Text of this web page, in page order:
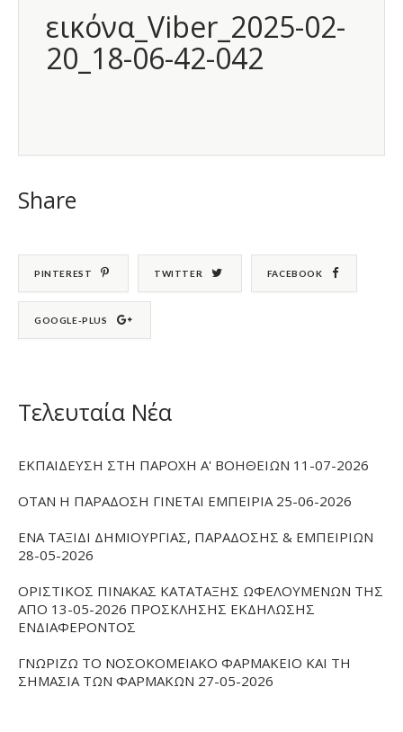
εικόνα_Viber_2025-02-
20_18-06-42-042
Share
PINTEREST TWITTER FACEBOOK
GOOGLE-PLUS
Τελευταία Νέα
ΕΚΠΑΙΔΕΥΣΗ ΣΤΗ ΠΑΡΟΧΗ Α' ΒΟΗΘΕΙΩΝ 11-07-2026
ΟΤΑΝ Η ΠΑΡΑΔΟΣΗ ΓΙΝΕΤΑΙ ΕΜΠΕΙΡΙΑ 25-06-2026
ΕΝΑ ΤΑΞΙΔΙ ΔΗΜΙΟΥΡΓΙΑΣ, ΠΑΡΑΔΟΣΗΣ & ΕΜΠΕΙΡΙΩΝ
28-05-2026
ΟΡΙΣΤΙΚΟΣ ΠΙΝΑΚΑΣ ΚΑΤΑΤΑΞΗΣ ΩΦΕΛΟΥΜΕΝΩΝ ΤΗΣ
ΑΠΟ 13-05-2026 ΠΡΟΣΚΛΗΣΗΣ ΕΚΔΗΛΩΣΗΣ
ΕΝΔΙΑΦΕΡΟΝΤΟΣ
ΓΝΩΡΙΖΩ ΤΟ ΝΟΣΟΚΟΜΕΙΑΚΟ ΦΑΡΜΑΚΕΙΟ ΚΑΙ ΤΗ
ΣΗΜΑΣΙΑ ΤΩΝ ΦΑΡΜΑΚΩΝ 27-05-2026